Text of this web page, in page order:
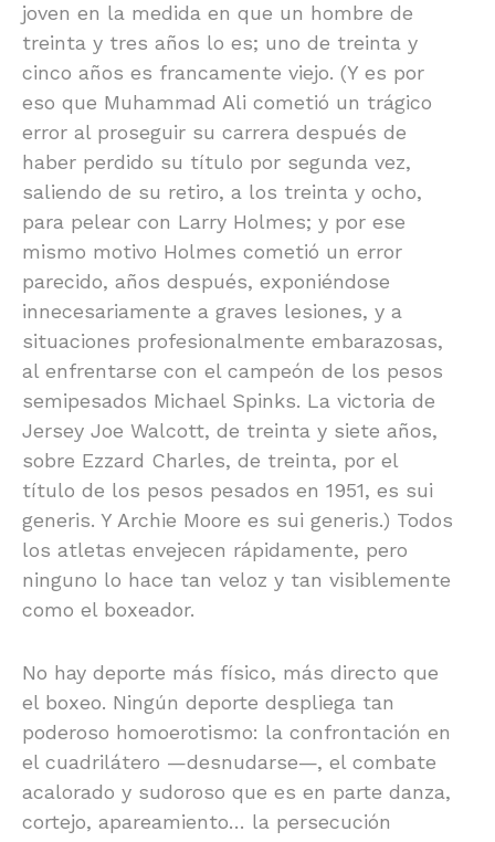
joven en la medida en que un hombre de
treinta y tres años lo es; uno de treinta y
cinco años es francamente viejo. (Y es por
eso que Muhammad Ali cometió un trágico
error al proseguir su carrera después de
haber perdido su título por segunda vez,
saliendo de su retiro, a los treinta y ocho,
para pelear con Larry Holmes; y por ese
mismo motivo Holmes cometió un error
parecido, años después, exponiéndose
innecesariamente a graves lesiones, y a
situaciones profesionalmente embarazosas,
al enfrentarse con el campeón de los pesos
semipesados Michael Spinks. La victoria de
Jersey Joe Walcott, de treinta y siete años,
sobre Ezzard Charles, de treinta, por el
título de los pesos pesados en 1951, es sui
generis. Y Archie Moore es sui generis.) Todos
los atletas envejecen rápidamente, pero
ninguno lo hace tan veloz y tan visiblemente
como el boxeador.
No hay deporte más físico, más directo que
el boxeo. Ningún deporte despliega tan
poderoso homoerotismo: la confrontación en
el cuadrilátero —desnudarse—, el combate
acalorado y sudoroso que es en parte danza,
cortejo, apareamiento… la persecución